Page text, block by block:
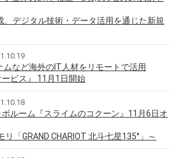
、デジタル技術・データ活用を通じた新規
ムなど海外のIT人材をリモートで活用
ービス』 11月1日開始
ボルーム『スライムのコクーン』11月6日オ
リ「GRAND CHARIOT 北斗七星135°」～